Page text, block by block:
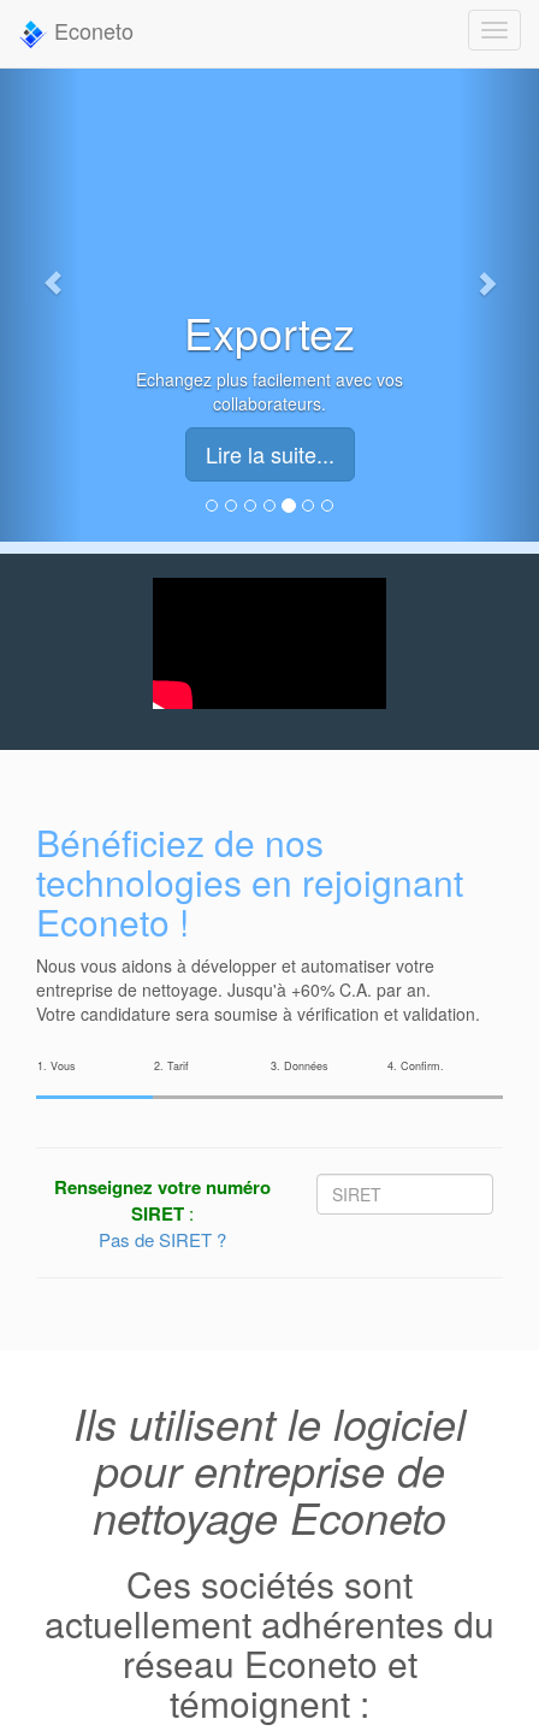
Econeto
Exportez
Echangez plus facilement avec vos
collaborateurs.
Lire la suite...
Bénéficiez de nos
technologies en rejoignant
Econeto !
Nous vous aidons à développer et automatiser votre
entreprise de nettoyage. Jusqu'à +60% C.A. par an.
Votre candidature sera soumise à vérification et validation.
1. Vous 2. Tarif 3. Données 4. Confirm.
Renseignez votre numéro
SIRET :
Pas de SIRET ?
Ils utilisent le logiciel
pour entreprise de
nettoyage Econeto
Ces sociétés sont
actuellement adhérentes du
réseau Econeto et
témoignent :